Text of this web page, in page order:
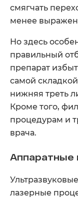
смягчать
менее
Но здесь
правильный
препарат
самой
нижняя треть
Кроме того,
процедурам и
врача.
Аппаратные
лазерные